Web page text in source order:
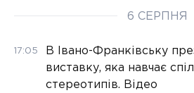
6 СЕРПНЯ
17:05
В Івано-Франківську
виставку, яка навчає
стереотипів. Відео